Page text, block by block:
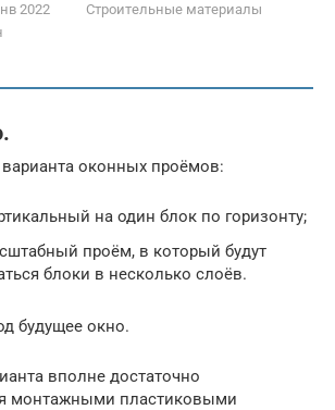
2022
Строительные материалы
оконных проёмов:
на один блок по горизонту;
проём, в который будут
блоки в несколько слоёв.
будущее окно.
вполне достаточно
монтажными пластиковыми